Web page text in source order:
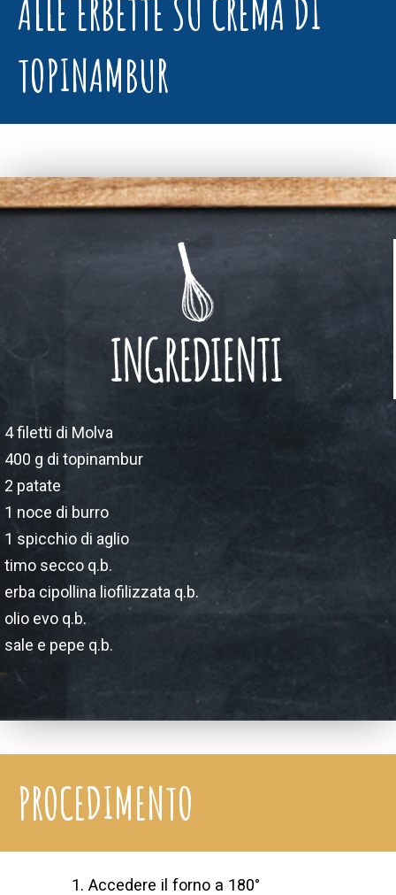
ALLE ERBETTE SU CREMA DI
TOPINAMBUR
4 filetti di Molva
400 g di topinambur
2 patate
1 noce di burro
1 spicchio di aglio
timo secco q.b.
erba cipollina liofilizzata q.b.
olio evo q.b.
sale e pepe q.b.
PROCEDIMENTO
Accedere il forno a 180°